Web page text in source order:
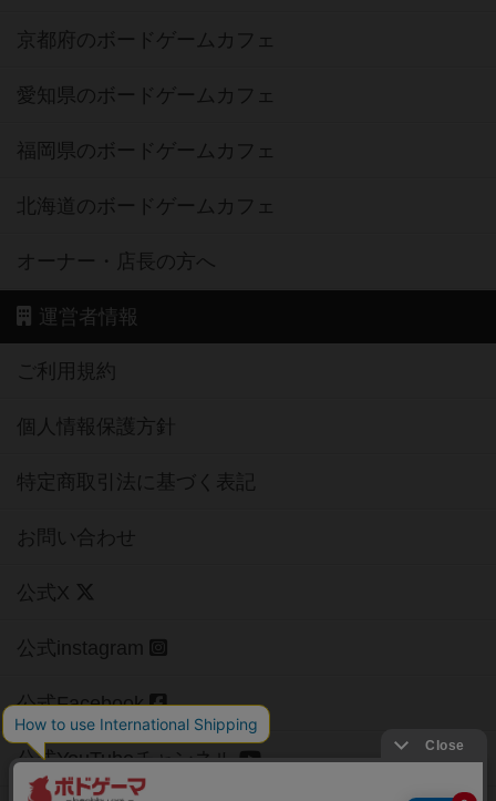
京都府のボードゲームカフェ
愛知県のボードゲームカフェ
福岡県のボードゲームカフェ
北海道のボードゲームカフェ
オーナー・店長の方へ
運営者情報
ご利用規約
個人情報保護方針
特定商取引法に基づく表記
お問い合わせ
公式X
公式instagram
公式Facebook
公式YouTubeチャンネル